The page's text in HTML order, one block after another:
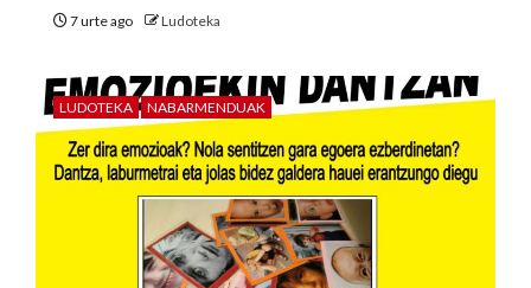
7 urte ago Ludoteka
LUDOTEKA NABARMENDUAK